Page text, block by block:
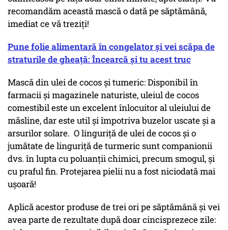
recomandăm această mască o dată pe săptămână,
imediat ce vă treziți!
Pune folie alimentară în congelator și vei scăpa de
straturile de gheață: Încearcă și tu acest truc
Mască din ulei de cocos și tumeric: Disponibil în
farmacii și magazinele naturiste, uleiul de cocos
comestibil este un excelent înlocuitor al uleiului de
măsline, dar este util și împotriva buzelor uscate și a
arsurilor solare. O linguriță de ulei de cocos și o
jumătate de linguriță de turmeric sunt companionii
dvs. în lupta cu poluanții chimici, precum smogul, și
cu praful fin. Protejarea pielii nu a fost niciodată mai
ușoară!
Aplică acestor produse de trei ori pe săptămână și vei
avea parte de rezultate după doar cincisprezece zile: